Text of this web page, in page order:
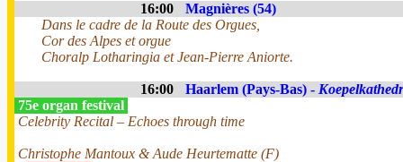
16:00
Magnières (54)
Dans le cadre de la Route des Orgues,
Cor des Alpes et orgue
Choralp Lotharingia et Jean-Pierre Aniorte.
16:00 Haarlem (Pays-Bas) -
75e organ festival
Celebrity Recital – Echoes through time
Christophe Mantoux & Aude Heurtematte (F)